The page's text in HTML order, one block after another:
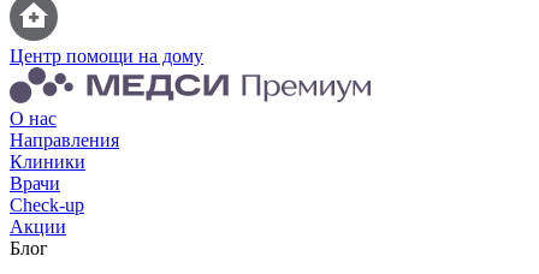
Центр помощи на дому
О нас
Направления
Клиники
Врачи
Check-up
Акции
Блог